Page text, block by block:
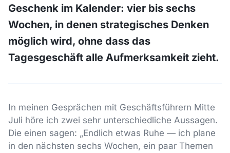
Geschenk im Kalender: vier bis sechs
Wochen, in denen strategisches Denken
möglich wird, ohne dass das
Tagesgeschäft alle Aufmerksamkeit zieht.
In meinen Gesprächen mit Geschäftsführern Mitte
Juli höre ich zwei sehr unterschiedliche Aussagen.
Die einen sagen: „Endlich etwas Ruhe — ich plane
in den nächsten sechs Wochen, ein paar Themen